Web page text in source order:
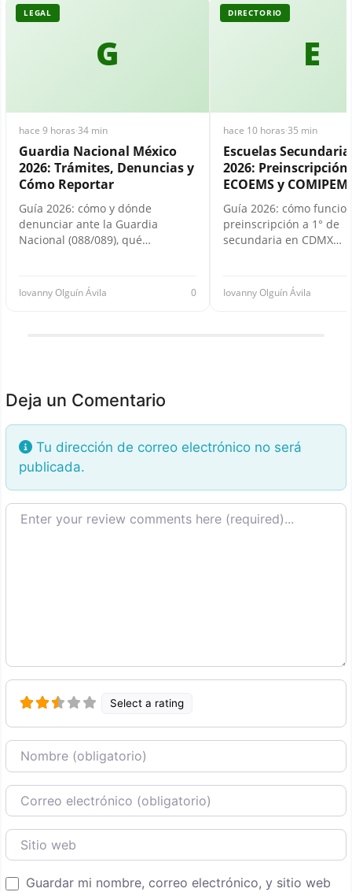
G
LEGAL
hace 9 horas·34 min
Guardia Nacional México
2026: Trámites, Denuncias y
Cómo Reportar
Guía 2026: cómo y dónde
denunciar ante la Guardia
Nacional (088/089), qué…
Iovanny Olguín Ávila 0
E
DIRECTORIO
hace 10 horas·35 min
Escuelas
2026: Preinscripción,
ECOEMS y
Guía 2026: cómo
preinscripción a 1° de
secundaria en CDMX…
Iovanny Olguín Ávila
Deja un Comentario
Tu dirección de correo electrónico no será
publicada.
Texto de la reseña
Select a rating
Nombre
Correo Electronico
Sitio web
Guardar mi nombre, correo electrónico, y sitio web